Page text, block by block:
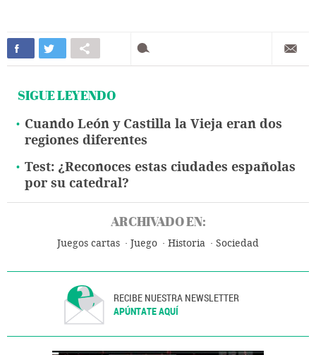
SIGUE LEYENDO
Cuando León y Castilla la Vieja eran dos
regiones diferentes
Test: ¿Reconoces estas ciudades españolas
por su catedral?
ARCHIVADO EN:
Juegos cartas Juego Historia Sociedad
RECIBE NUESTRA NEWSLETTER
APÚNTATE AQUÍ